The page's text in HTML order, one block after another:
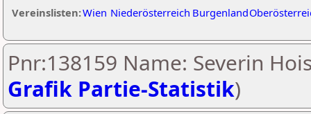
Vereinslisten:Wien Niederösterreich Burgenland
Pnr:138159 Name: Severin
Grafik Partie-Statistik)